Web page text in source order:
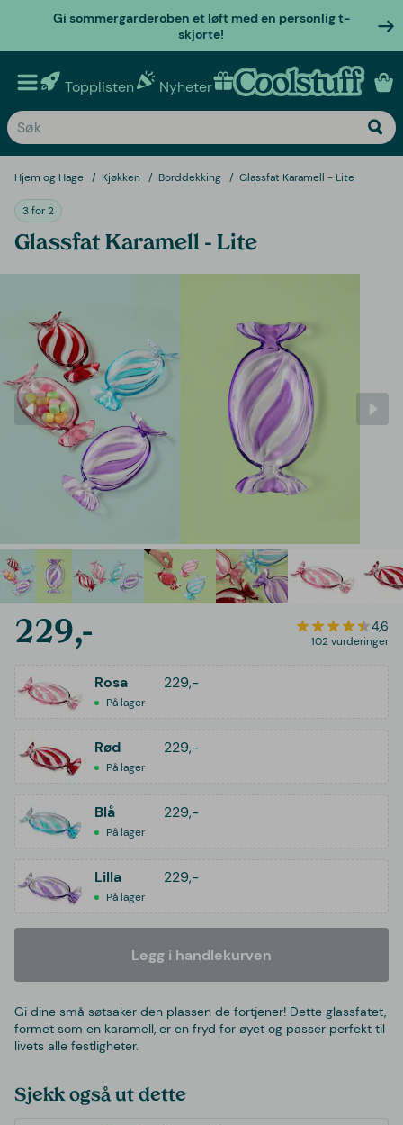
Gi sommergarderoben et løft med en personlig t-
skjorte!
Topplisten Nyheter Personlige gaver
Hjem og Hage Kjøkken Borddekking Glassfat Karamell - Lite
3 for 2
Glassfat Karamell - Lite
229,- 4,6
102 vurderinger
Rosa 229,-
På lager
Rød 229,-
På lager
Blå 229,-
På lager
Lilla 229,-
På lager
Legg i handlekurven
Gi dine små søtsaker den plassen de fortjener! Dette glassfatet,
formet som en karamell, er en fryd for øyet og passer perfekt til
livets alle festligheter.
Sjekk også ut dette